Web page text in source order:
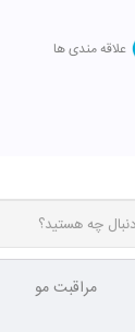
علاقه مندی ها
مراقبت مو